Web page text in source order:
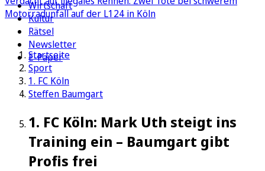
Wirtschaft
Kultur
Rätsel
Newsletter
E-Paper
Motorradunfall auf der L124 in Köln
Startseite
Sport
1. FC Köln
Steffen Baumgart
1. FC Köln: Mark Uth steigt ins
Training ein – Baumgart gibt
Profis frei